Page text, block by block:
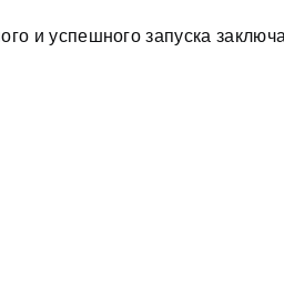
и успешного запуска